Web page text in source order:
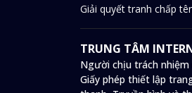
Giải quyết tranh chấp
TRUNG TÂM
Người chịu trách
Giấy phép thiết lập